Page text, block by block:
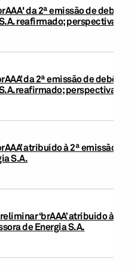
da 2ª emissão de
reafirmado; perspectiva
da 2ª emissão de
perspectiva
atribuído à 2ª emissão
S.A.
‘brAAA’ atribuído à 2ª
de Energia S.A.